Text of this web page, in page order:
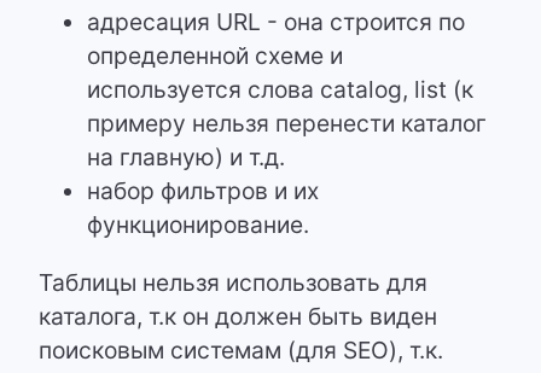
адресация URL - она строится по
определенной схеме и
используется слова catalog, list (к
примеру нельзя перенести каталог
на главную) и т.д.
набор фильтров и их
функционирование.
Таблицы нельзя использовать для
каталога, т.к он должен быть виден
поисковым системам (для SEO), т.к.